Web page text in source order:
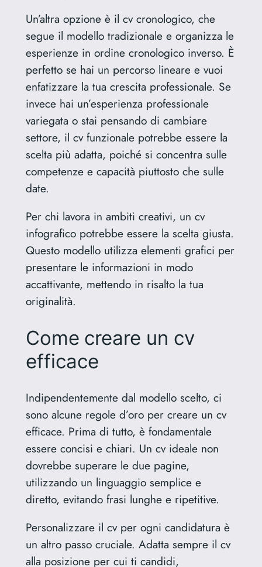
Un’altra opzione è il cv cronologico, che
segue il modello tradizionale e organizza le
esperienze in ordine cronologico inverso. È
perfetto se hai un percorso lineare e vuoi
enfatizzare la tua crescita professionale. Se
invece hai un’esperienza professionale
variegata o stai pensando di cambiare
settore, il cv funzionale potrebbe essere la
scelta più adatta, poiché si concentra sulle
competenze e capacità piuttosto che sulle
date.
Per chi lavora in ambiti creativi, un cv
infografico potrebbe essere la scelta giusta.
Questo modello utilizza elementi grafici per
presentare le informazioni in modo
accattivante, mettendo in risalto la tua
originalità.
Come creare un cv
efficace
Indipendentemente dal modello scelto, ci
sono alcune regole d’oro per creare un cv
efficace. Prima di tutto, è fondamentale
essere concisi e chiari. Un cv ideale non
dovrebbe superare le due pagine,
utilizzando un linguaggio semplice e
diretto, evitando frasi lunghe e ripetitive.
Personalizzare il cv per ogni candidatura è
un altro passo cruciale. Adatta sempre il cv
alla posizione per cui ti candidi,